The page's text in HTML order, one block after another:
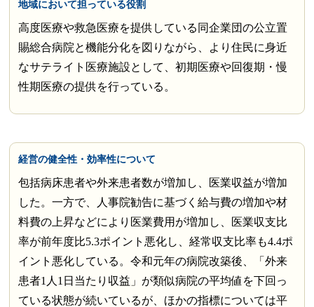
地域において担っている役割
高度医療や救急医療を提供している同企業団の公立置
賜総合病院と機能分化を図りながら、より住民に身近
なサテライト医療施設として、初期医療や回復期・慢
性期医療の提供を行っている。
経営の健全性・効率性について
包括病床患者や外来患者数が増加し、医業収益が増加
した。一方で、人事院勧告に基づく給与費の増加や材
料費の上昇などにより医業費用が増加し、医業収支比
率が前年度比5.3ポイント悪化し、経常収支比率も4.4ポ
イント悪化している。令和元年の病院改築後、「外来
患者1人1日当たり収益」が類似病院の平均値を下回っ
ている状態が続いているが、ほかの指標については平